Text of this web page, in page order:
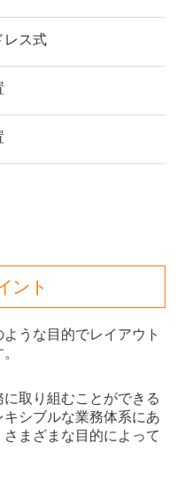
レス式
ント
うな目的でレイアウト
に取り組むことができる
シブルな業務体系にあ
まざまな目的によって